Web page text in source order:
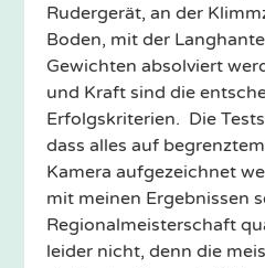
Rudergerät, an der
Boden, mit der
Gewichten absolviert
und Kraft sind die
Erfolgskriterien. Die
dass alles auf
Kamera aufgezeichnet
mit meinen Ergebnissen
Regionalmeisterschaft
leider nicht, denn die